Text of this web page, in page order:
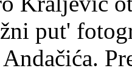
put'
Andačića.